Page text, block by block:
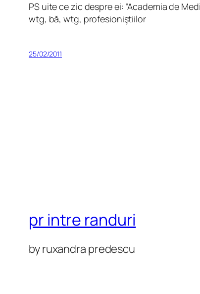
PS uite ce zic despre ei: “Academia de
wtg, bă, wtg, profesioniştiilor
25/02/2011
pr intre randuri
by ruxandra predescu